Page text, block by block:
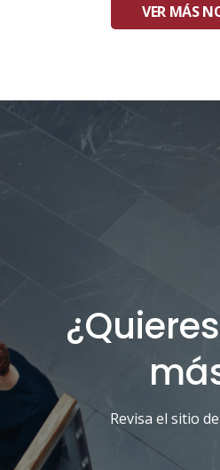
VER MÁS
Revisa el sitio